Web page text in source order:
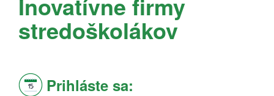
stredoškolákov
Prihláste sa: